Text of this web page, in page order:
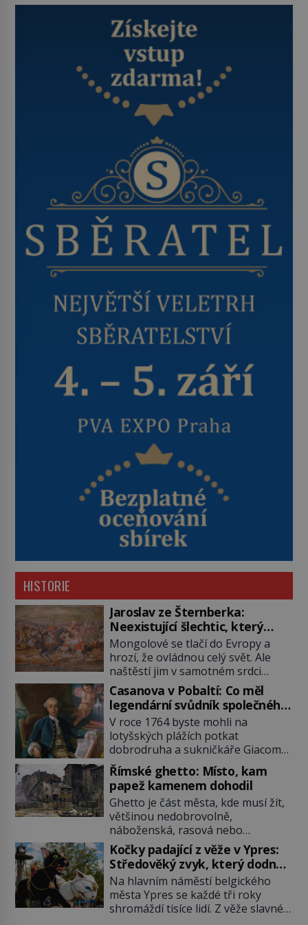
HISTORIE
Jaroslav ze Šternberka:
Neexistující šlechtic, který
z Moravy vyžene Mongoly
Mongolové se tlačí do Evropy a
hrozí, že ovládnou celý svět. Ale
naštěstí jim v samotném srdci
Evropy stojí v cestě malé, ale silné
království, které dokáže
dobyvatelské hordy zastavit. Co
nedokáže žádná z asijských říší, co
nedokážou Němci – to dokáže
český král. Nebo že by ne?
Mongolové od roku 1223 postupují
podél Kaspického a Azovského
moře, […]
Casanova v Pobaltí: Co měl
legendární svůdník společného
se svobodnými zednáři?
V roce 1764 byste mohli na
lotyšských plážích potkat
dobrodruha a sukničkáře Giacoma
Casanovu. Jeho cesta k Baltskému
moři však nebyla turistickým
výletem, ale ryze pracovní cestou
se zištnými úmysly. Jaký cíl
Casanova sledoval, když se
například procházel uličkami
lotyšské Rigy? Casanova v Pobaltí
kontaktoval tamní zednářské lóže.
Nebyl v této oblasti žádným
nováčkem, protože do zednářské
[…]
Římské ghetto: Místo, kam
papež kamenem dohodil
Ghetto je část města, kde musí žít,
většinou nedobrovolně,
náboženská, rasová nebo
národnostní menšina obyvatel.
Bohaté historické zkušenosti mají s
takovým životem Židé. Už od
středověku jsou totiž v každou
chvíli nuceni v nějakém žít. Mezi ty
nejslavnější patří i římské ghetto
Kočky padající z věže v Ypres:
Středověký zvyk, který dodnes
budí rozpaky
Na hlavním náměstí belgického
města Ypres se každé tři roky
shromáždí tisíce lidí. Z věže slavné